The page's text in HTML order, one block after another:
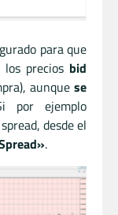
para que
precios bid
aunquese
por ejemplo
desde el
.